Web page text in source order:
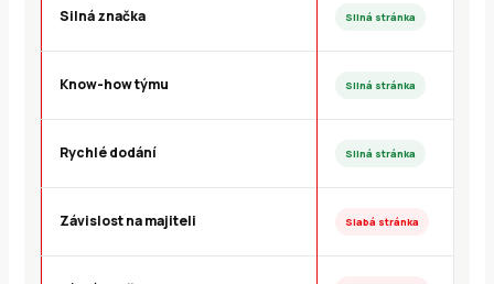
Silná značka Silná stránka
Know-how týmu Silná stránka
Rychlé dodání Silná stránka
Závislost na majiteli Slabá stránka